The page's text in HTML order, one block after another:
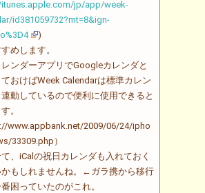
itunes.apple.com/jp/app/week-
id381059732?mt=8&ign-
)
めします。
ンダーアプリでGoogleカレンダと
ておけばWeek Calendarは標準カレン
動しているので便利に使用できると
す。
www.appbank.net/2009/06/24/ipho
33309.php）
、iCalの祝日カレンダも入れておく
かもしれませんね。←ガラ携から移行
困っていたのがこれ。